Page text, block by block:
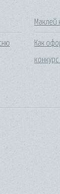
Маклей
Как